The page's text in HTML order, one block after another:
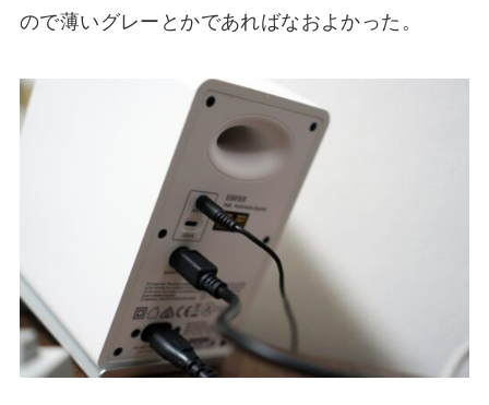
ので薄いグレーとかであればなおよかった。